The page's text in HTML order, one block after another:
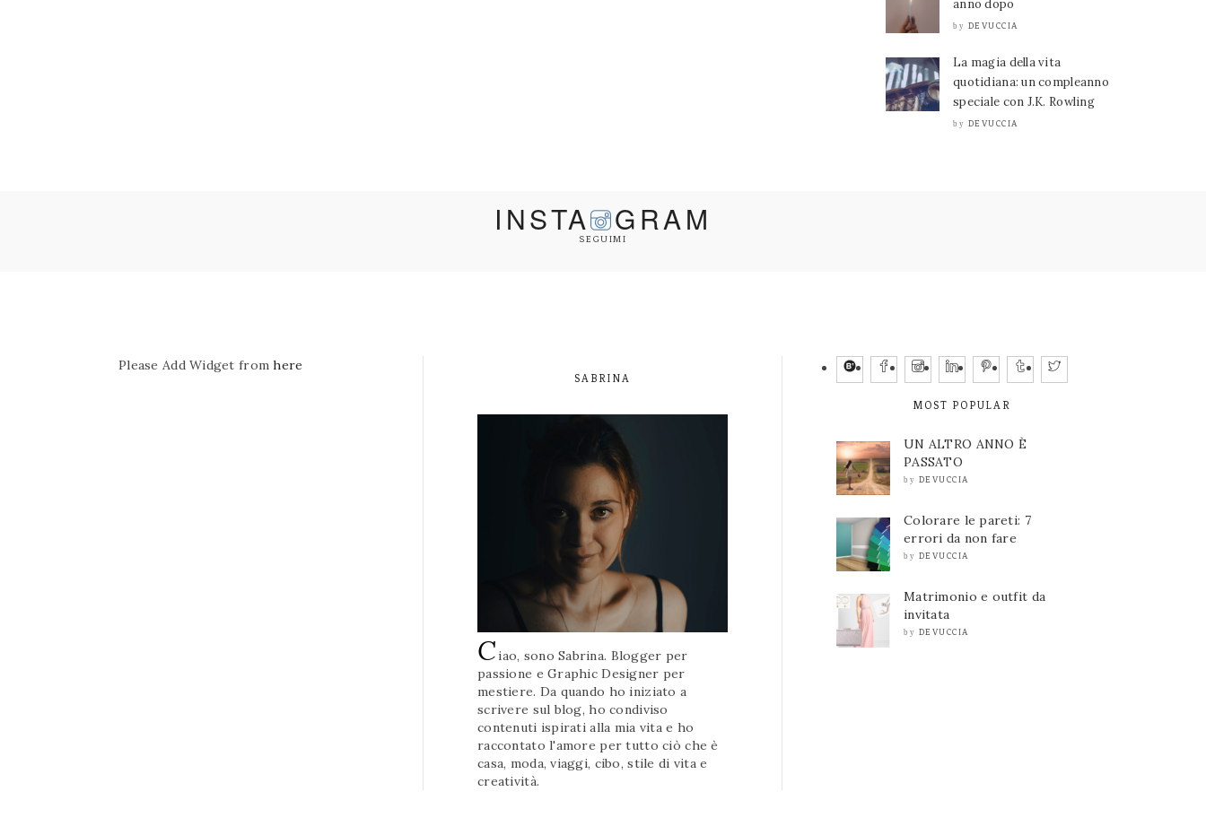
anno dopo
by DEVUCCIA
La magia della vita
quotidiana: un compleanno
speciale con J.K. Rowling
by DEVUCCIA
INSTA GRAM
SEGUIMI
Please Add Widget fromhere
SABRINA
Ciao, sono Sabrina. Blogger per
passione e Graphic Designer per
mestiere. Da quando ho iniziato a
scrivere sul blog, ho condiviso
contenuti ispirati alla mia vita e ho
raccontato l'amore per tutto ciò che è
casa, moda, viaggi, cibo, stile di vita e
creatività.
MOST POPULAR
UN ALTRO ANNO È
PASSATO
by DEVUCCIA
Colorare le pareti: 7
errori da non fare
by DEVUCCIA
Matrimonio e outfit da
invitata
by DEVUCCIA